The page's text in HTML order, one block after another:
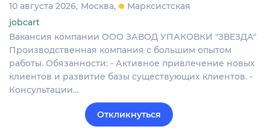
10 августа 2026 Москва
Марксистская
jobcart
Вакансия компании ООО ЗАВОД УПАКОВКИ "ЗВЕЗДА"
Производственная компания с большим опытом
работы. Обязанности: - Активное привлечение новых
клиентов и развитие базы существующих клиентов. -
Консультации…
Откликнуться